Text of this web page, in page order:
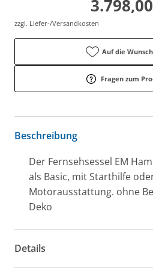
zzgl. Liefer-/Versandkosten
Auf die
Fragen zum
Beschreibung
Der Fernsehsessel EM
als Basic, mit Starthilfe
Motorausstattung. ohne
Deko
Details